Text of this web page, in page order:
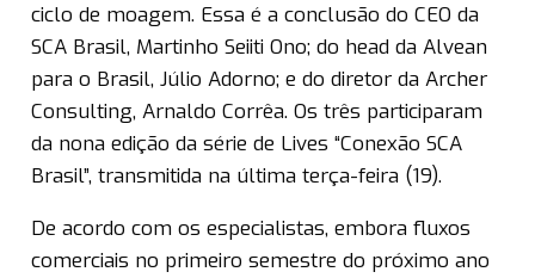
ciclo de moagem. Essa é a conclusão do CEO da
SCA Brasil, Martinho Seiiti Ono; do head da Alvean
para o Brasil, Júlio Adorno; e do diretor da Archer
Consulting, Arnaldo Corrêa. Os três participaram
da nona edição da série de Lives “Conexão SCA
Brasil”, transmitida na última terça-feira (19).
De acordo com os especialistas, embora fluxos
comerciais no primeiro semestre do próximo ano